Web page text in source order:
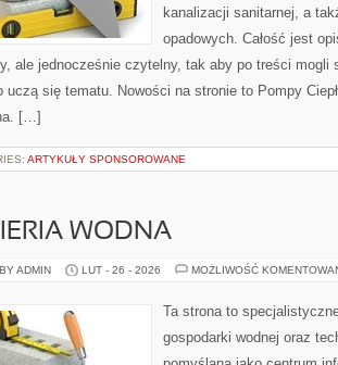
kanalizacji sanitarnej, a
opadowych. Całość jest
ale jednocześnie czytelny, tak aby po treści mogli
uczą się tematu. Nowości na stronie to Pompy
[…]
ARTYKUŁY SPONSOROWANE
WODNA
ADMIN LUT - 26 - 2026 MOŻLIWOŚĆ
Ta strona to
gospodarki wodnej oraz